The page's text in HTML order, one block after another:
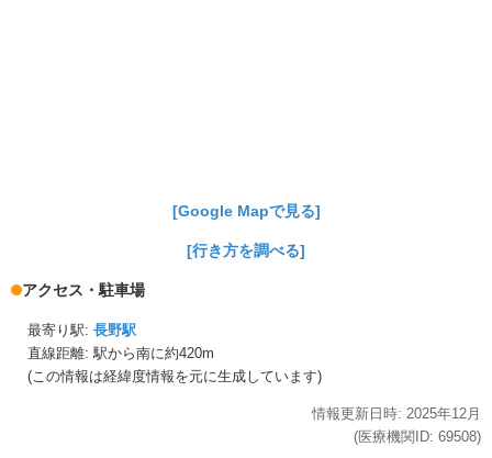
[Google Mapで見る]
[行き方を調べる]
アクセス・駐車場
最寄り駅: 長野駅
直線距離: 駅から南に約420m
(この情報は経緯度情報を元に生成しています)
情報更新日時: 2025年12月
(医療機関ID: 69508)